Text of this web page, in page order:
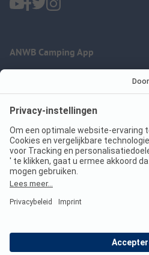
ANWB Camping App
Imprint
Jouw privacy
Wet digitale diensten